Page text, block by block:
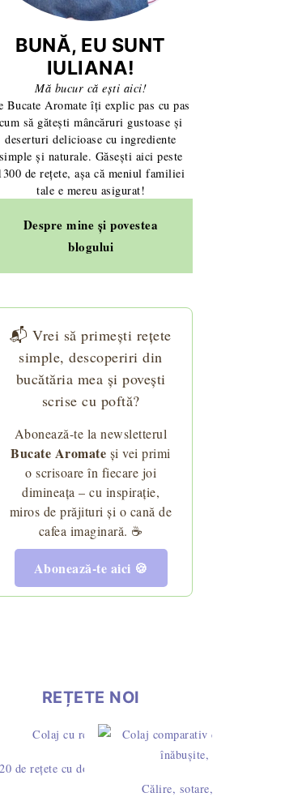
BUNĂ, EU SUNT
IULIANA!
Mă bucur că ești aici!
Bucate Aromate îți explic pas cu pas
cum să gătești mâncăruri gustoase și
deserturi delicioase cu ingrediente
simple și naturale. Găsești aici peste
de rețete, așa că meniul familiei
tale e mereu asigurat!
Despre mine și povestea
blogului
📬 Vrei să primești rețete
simple, descoperiri din
bucătăria mea și povești
scrise cu poftă?
Abonează-te la newsletterul
Bucate Aromate și vei primi
o scrisoare în fiecare joi
dimineața – cu inspirație,
miros de prăjituri și o cană de
cafea imaginară. ☕
Abonează-te aici 🍪
REȚETE NOI
20 de rețete cu dovlecei – idei simple pentru mic dejun,
Călire, sotare, rumenire sau